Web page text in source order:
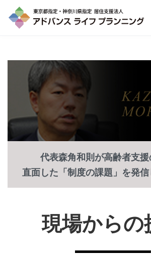
代表森角和則が高齢者支
直面した「制度の課題」を発信
現場からの